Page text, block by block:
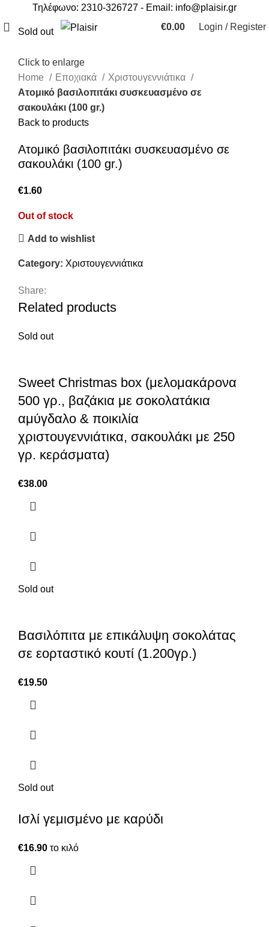
Τηλέφωνο: 2310-326727 - Email: info@plaisir.gr
€0.00 Login / Register
Sold out
Click to enlarge
Home
Εποχιακά
Χριστουγεννιάτικα
Ατομικό βασιλοπιτάκι συσκευασμένο σε
σακουλάκι (100 gr.)
Back to products
Ατομικό βασιλοπιτάκι συσκευασμένο σε
σακουλάκι (100 gr.)
€1.60
Out of stock
Add to wishlist
Category: Χριστουγεννιάτικα
Share:
Related products
Sold out
Sweet Christmas box (μελομακάρονα
500 γρ., βαζάκια με σοκολατάκια
αμύγδαλο & ποικιλία
χριστουγεννιάτικα, σακουλάκι με 250
γρ. κεράσματα)
€38.00
Sold out
Βασιλόπιτα με επικάλυψη σοκολάτας
σε εορταστικό κουτί (1.200γρ.)
€19.50
Sold out
Ισλί γεμισμένο με καρύδι
€16.90 το κιλό